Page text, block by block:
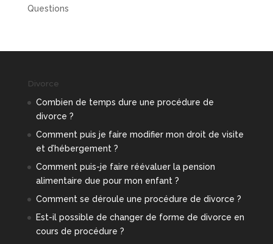
Questions
Divorce
Combien de temps dure une procédure de
divorce ?
Comment puis je faire modifier mon droit de visite
et d’hébergement ?
Comment puis-je faire réévaluer la pension
alimentaire due pour mon enfant ?
Comment se déroule une procédure de divorce ?
Est-il possible de changer de forme de divorce en
cours de procédure ?